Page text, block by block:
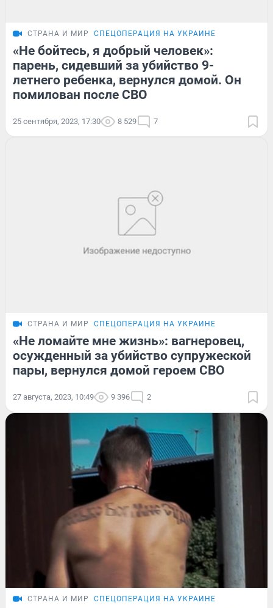
СТРАНА И МИР СПЕЦОПЕРАЦИЯ НА УКРАИНЕ
«Не бойтесь, я добрый человек»:
парень, сидевший за убийство 9-
летнего ребенка, вернулся домой. Он
помилован после СВО
25 сентября, 2023, 17:30 8 529 7
СТРАНА И МИР СПЕЦОПЕРАЦИЯ НА УКРАИНЕ
«Не ломайте мне жизнь»: вагнеровец,
осужденный за убийство супружеской
пары, вернулся домой героем СВО
27 августа, 2023, 10:49 9 396 2
СТРАНА И МИР СПЕЦОПЕРАЦИЯ НА УКРАИНЕ